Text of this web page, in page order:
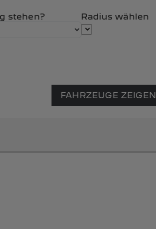
stehen? Radius wählen
FAHRZEUGE ZEIGEN